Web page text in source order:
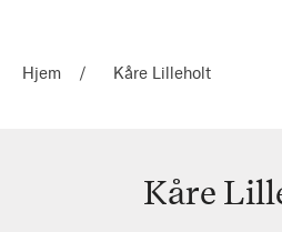
Hjem Kåre Lilleholt
Kåre